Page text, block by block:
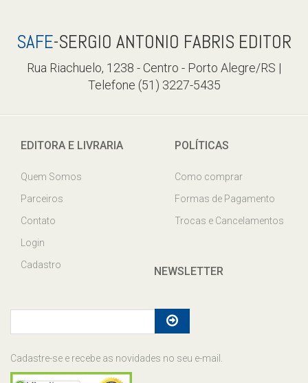
SAFE-SERGIO ANTONIO FABRIS EDITOR
Rua Riachuelo, 1238 - Centro - Porto Alegre/RS |
Telefone (51) 3227-5435
EDITORA E LIVRARIA
Quem Somos
Parceiros
Contato
Login
Cadastro
POLÍTICAS
Como comprar
Formas de Pagamento
Trocas e Cancelamentos
NEWSLETTER
Cadastre-se e recebe as novidades no seu e-mail.